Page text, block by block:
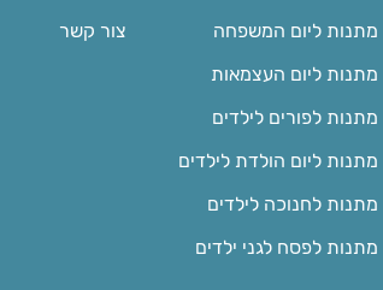
מתנות ליום המשפחה
מתנות ליום העצמאות
מתנות לפורים לילדים
מתנות ליום הולדת לילדים
מתנות לחנוכה לילדים
מתנות לפסח לגני ילדים
צור קשר